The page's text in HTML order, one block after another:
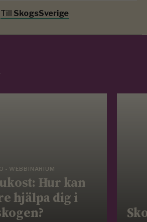
Till SkogsSverige
- WEBBINARIUM
Hur kan
hjälpa dig i